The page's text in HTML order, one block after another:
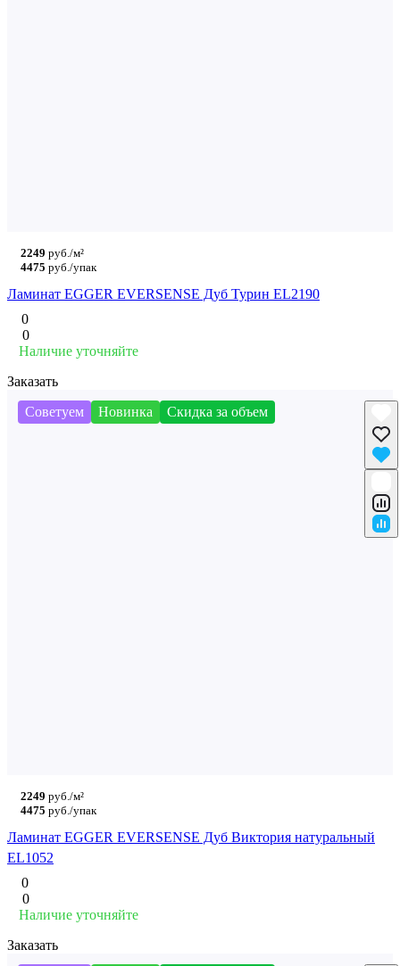
2249 руб./м²
4475 руб./упак
Ламинат EGGER EVERSENSE Дуб Турин EL2190
0
0
Наличие уточняйте
Заказать
Советуем
Новинка Скидка за объем
2249 руб./м²
4475 руб./упак
Ламинат EGGER EVERSENSE Дуб Виктория натуральный
EL1052
0
0
Наличие уточняйте
Заказать